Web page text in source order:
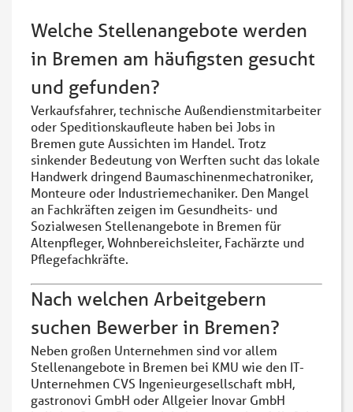
Welche Stellenangebote werden
in Bremen am häufigsten gesucht
und gefunden?
Verkaufsfahrer, technische Außendienstmitarbeiter
oder Speditionskaufleute haben bei Jobs in
Bremen gute Aussichten im Handel. Trotz
sinkender Bedeutung von Werften sucht das lokale
Handwerk dringend Baumaschinenmechatroniker,
Monteure oder Industriemechaniker. Den Mangel
an Fachkräften zeigen im Gesundheits- und
Sozialwesen Stellenangebote in Bremen für
Altenpfleger, Wohnbereichsleiter, Fachärzte und
Pflegefachkräfte.
Nach welchen Arbeitgebern
suchen Bewerber in Bremen?
Neben großen Unternehmen sind vor allem
Stellenangebote in Bremen bei KMU wie den IT-
Unternehmen CVS Ingenieurgesellschaft mbH,
gastronovi GmbH oder Allgeier Inovar GmbH